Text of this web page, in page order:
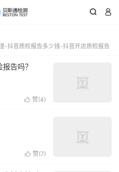
 
-抖音质检报告多少钱-抖音开店质检报告
告吗？
 赞(4)
 赞(7)